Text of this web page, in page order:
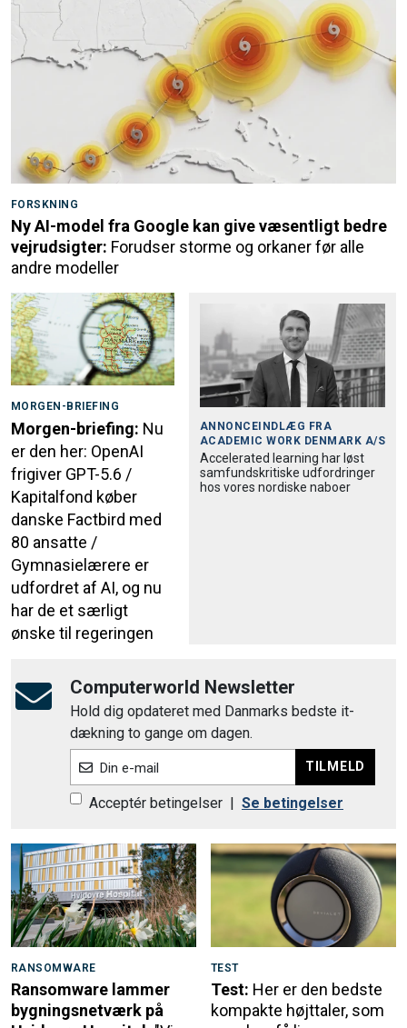
FORSKNING
Ny AI-model fra Google kan give væsentligt bedre
vejrudsigter: Forudser storme og orkaner før alle
andre modeller
MORGEN-BRIEFING
Morgen-briefing: Nu
er den her: OpenAI
frigiver GPT-5.6 /
Kapitalfond køber
danske Factbird med
80 ansatte /
Gymnasielærere er
udfordret af AI, og nu
har de et særligt
ønske til regeringen
ANNONCEINDLÆG FRA
ACADEMIC WORK DENMARK A/S
Accele­rated learning har løst
samfund­skri­tiske udfordringer
hos vores nordiske naboer
Computerworld Newsletter
Hold dig opdateret med Danmarks bedste it-
dækning to gange om dagen.
Din e-mail TILMELD
Acceptér betingelser | Se betingelser
RANSOMWARE
Ransomware lammer
bygningsnetværk på
TEST
Test: Her er den bedste
kompakte højttaler, som